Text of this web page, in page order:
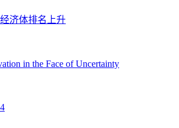
济体排名上升
in the Face of Uncertainty